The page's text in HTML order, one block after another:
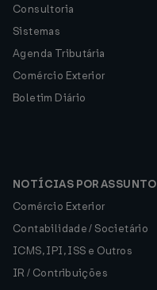
Consultoria
Sistemas
Agenda Tributária
Comércio Exterior
Boletim Diário
NOTÍCIAS POR ASSUNTO
Comércio Exterior
Contabilidade / Societário
ICMS, IPI, ISS e Outros
IR / Contribuições